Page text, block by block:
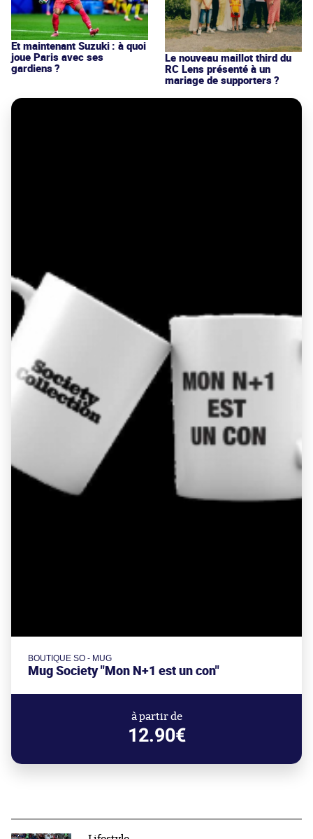
Et maintenant Suzuki : à quoi
joue Paris avec ses
gardiens ?
Le nouveau maillot third du
RC Lens présenté à un
mariage de supporters ?
BOUTIQUE SO - MUG
Mug Society "Mon N+1 est un con"
à partir de
12.90€